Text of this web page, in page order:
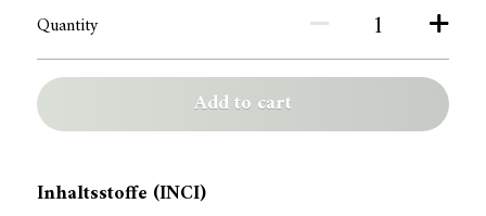
Quantity
Add to cart